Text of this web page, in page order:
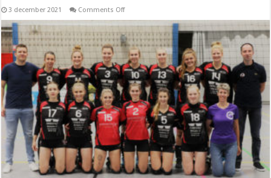
3 december 2021 Comments Offon
–
Frederik
De
Veylder
(Hebo):
“Afwachten
wie
beschikbaar
is”